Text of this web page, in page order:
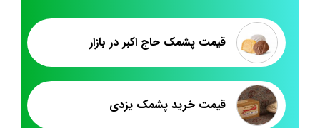
قیمت پشمک حاج اکبر در بازار
قیمت خرید پشمک یزدی